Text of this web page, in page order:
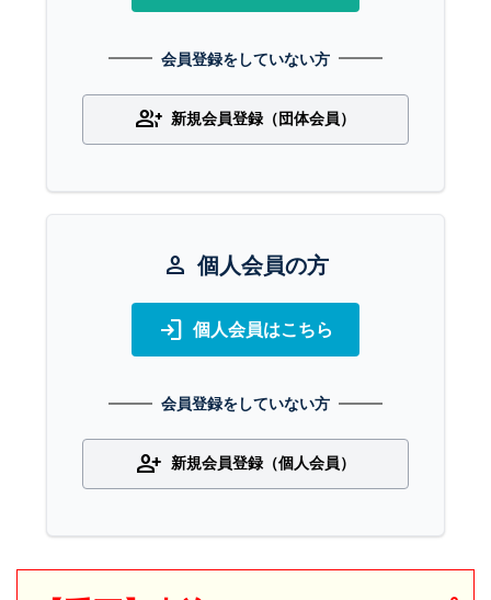
会員登録をしていない方
group_add 新規会員登録（団体会員）
person 個人会員の方
login 個人会員はこちら
会員登録をしていない方
person_add 新規会員登録（個人会員）